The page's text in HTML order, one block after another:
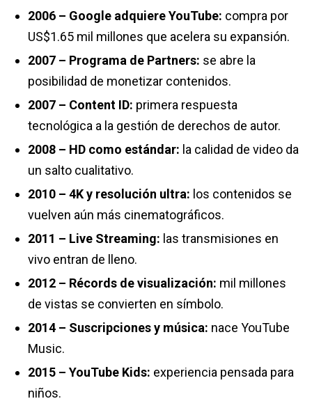
2006 – Google adquiere YouTube: compra por
US$1.65 mil millones que acelera su expansión.
2007 – Programa de Partners: se abre la
posibilidad de monetizar contenidos.
2007 – Content ID: primera respuesta
tecnológica a la gestión de derechos de autor.
2008 – HD como estándar: la calidad de video da
un salto cualitativo.
2010 – 4K y resolución ultra: los contenidos se
vuelven aún más cinematográficos.
2011 – Live Streaming: las transmisiones en
vivo entran de lleno.
2012 – Récords de visualización: mil millones
de vistas se convierten en símbolo.
2014 – Suscripciones y música: nace YouTube
Music.
2015 – YouTube Kids: experiencia pensada para
niños.